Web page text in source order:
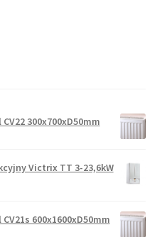
300x700xD50mm
Victrix TT 3-23,6kW
600x1600xD50mm